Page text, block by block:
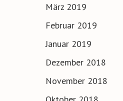
März 2019
Februar 2019
Januar 2019
Dezember 2018
November 2018